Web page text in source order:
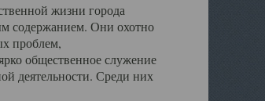
жизни города
содержанием. Они охотно
проблем,
общественное служение
деятельности. Среди них